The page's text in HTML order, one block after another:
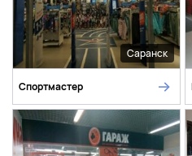
Саранск
Спортмастер